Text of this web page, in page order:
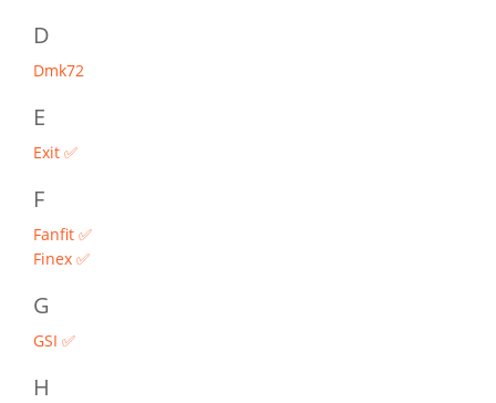
D
Dmk72
E
Exit ✅
F
Fanfit ✅
Finex ✅
G
GSI ✅
H